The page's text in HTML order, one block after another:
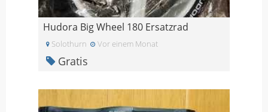
Hudora Big Wheel 180 Ersatzrad
Solothurn Vor einem Monat
Gratis